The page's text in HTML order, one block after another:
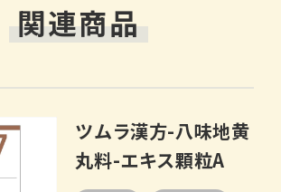
関連商品
ツムラ漢方-八味地黄
丸料-エキス顆粒A